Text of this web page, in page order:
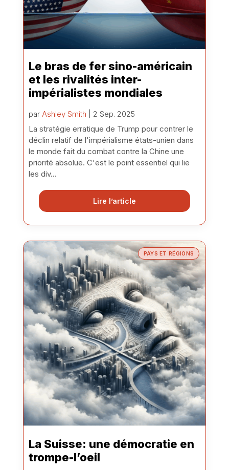
Le bras de fer sino-américain
et les rivalités inter-
impérialistes mondiales
par Ashley Smith | 2 Sep. 2025
La stratégie erratique de Trump pour contrer le
déclin relatif de l'impérialisme états-unien dans
le monde fait du combat contre la Chine une
priorité absolue. C'est le point essentiel qui lie
les div...
Lire l’article
PAYS ET RÉGIONS
La Suisse: une démocratie en
trompe-l’oeil